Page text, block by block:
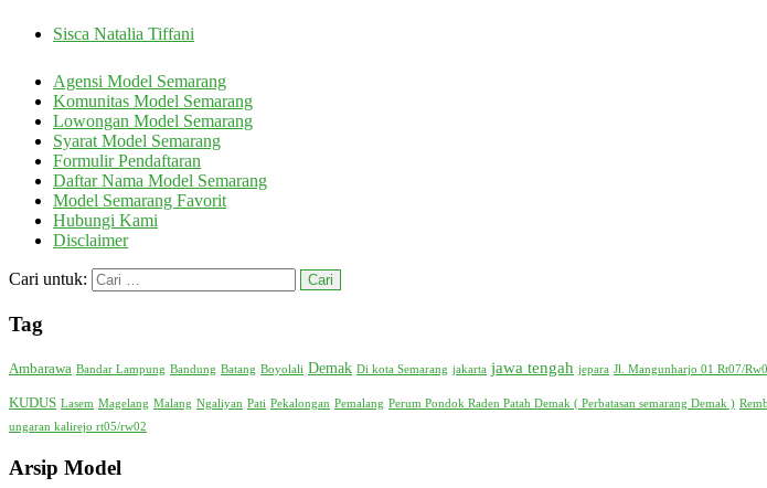
Sisca Natalia Tiffani
Agensi Model Semarang
Komunitas Model Semarang
Lowongan Model Semarang
Syarat Model Semarang
Formulir Pendaftaran
Daftar Nama Model Semarang
Model Semarang Favorit
Hubungi Kami
Disclaimer
Cari untuk:
Tag
Ambarawa Bandar Lampung Bandung Batang Boyolali Demak Di kota Semarang jakarta jawa tengah jepara Jl. Mangunharjo 01 Rt07/
KUDUS Lasem Magelang Malang Ngaliyan Pati Pekalongan Pemalang Perum Pondok Raden Patah Demak ( Perbatasan semarang Demak )
ungaran kalirejo rt05/rw02
Arsip Model